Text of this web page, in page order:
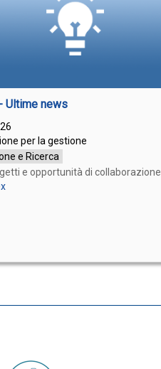
Ultime news
per la gestione
e Ricerca
e opportunità di collaborazione